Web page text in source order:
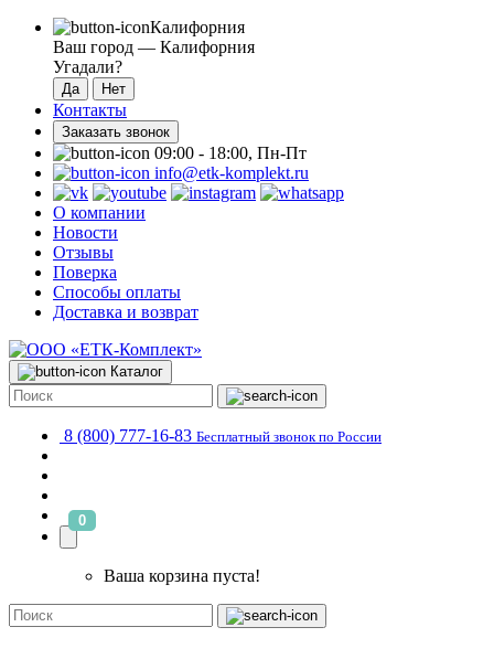
Калифорния
Ваш город — Калифорния
Угадали?
Контакты
Заказать звонок
09:00 - 18:00, Пн-Пт
info@etk-komplekt.ru
О компании
Новости
Отзывы
Поверка
Способы оплаты
Доставка и возврат
Каталог
8 (800) 777-16-83 Бесплатный звонок по России
0
Ваша корзина пуста!